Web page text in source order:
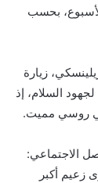
بحسب
زيارة
السلام، إذ
روسي مميت.
الاجتماعي:
زعيم أكبر